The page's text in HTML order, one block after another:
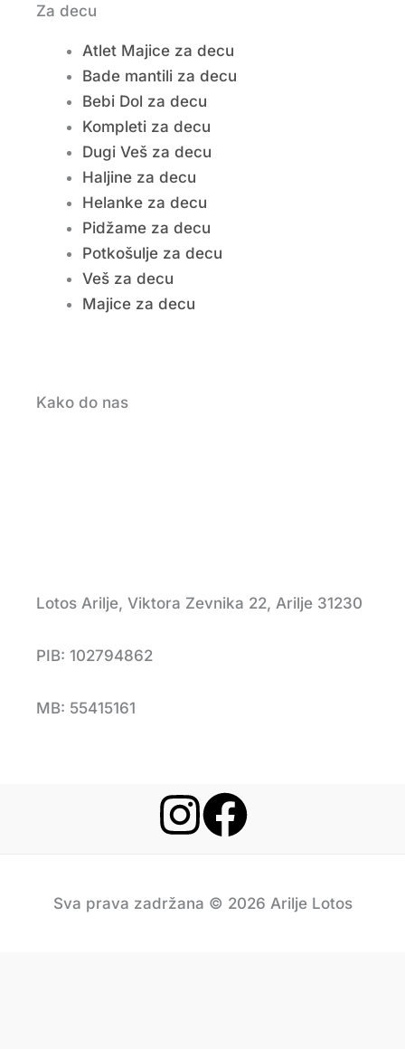
Za decu
Atlet Majice za decu
Bade mantili za decu
Bebi Dol za decu
Kompleti za decu
Dugi Veš za decu
Haljine za decu
Helanke za decu
Pidžame za decu
Potkošulje za decu
Veš za decu
Majice za decu
Kako do nas
Lotos Arilje, Viktora Zevnika 22, Arilje 31230
PIB: 102794862
MB: 55415161
Sva prava zadržana © 2026 Arilje Lotos